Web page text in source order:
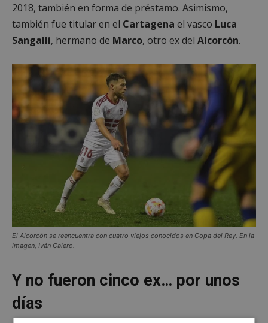
2018, también en forma de préstamo. Asimismo,
también fue titular en el Cartagena el vasco Luca
Sangalli, hermano de Marco, otro ex del Alcorcón.
El Alcorcón se reencuentra con cuatro viejos conocidos en Copa del Rey. En la
imagen, Iván Calero.
Y no fueron cinco ex… por unos
días